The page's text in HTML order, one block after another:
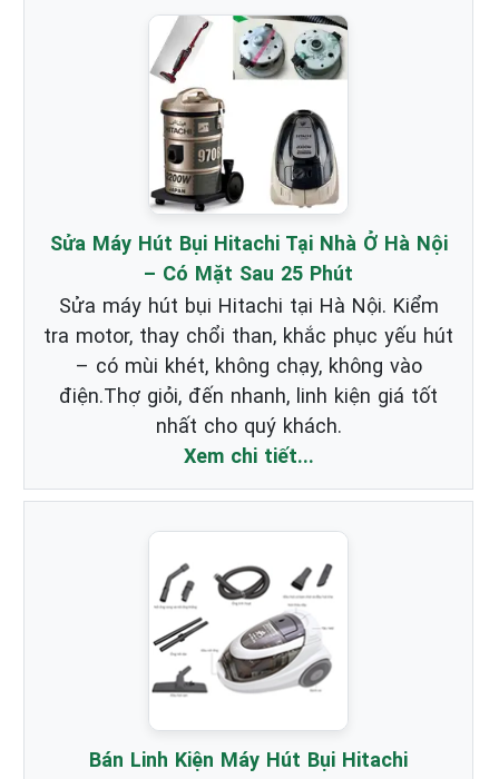
Sửa Máy Hút Bụi Hitachi Tại Nhà Ở Hà Nội
– Có Mặt Sau 25 Phút
Sửa máy hút bụi Hitachi tại Hà Nội. Kiểm
tra motor, thay chổi than, khắc phục yếu hút
– có mùi khét, không chạy, không vào
điện.Thợ giỏi, đến nhanh, linh kiện giá tốt
nhất cho quý khách.
Xem chi tiết...
Bán Linh Kiện Máy Hút Bụi Hitachi